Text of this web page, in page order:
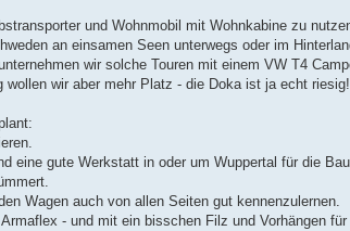
und Wohnmobil mit Wohnkabine zu
an einsamen Seen unterwegs oder im
wir solche Touren mit einem VW T4
wollen wir aber mehr Platz - die Doka ist ja echt
eine gute Werkstatt in oder um Wuppertal für die
Wagen auch von allen Seiten gut kennenzulernen.
- und mit ein bisschen Filz und Vorhängen